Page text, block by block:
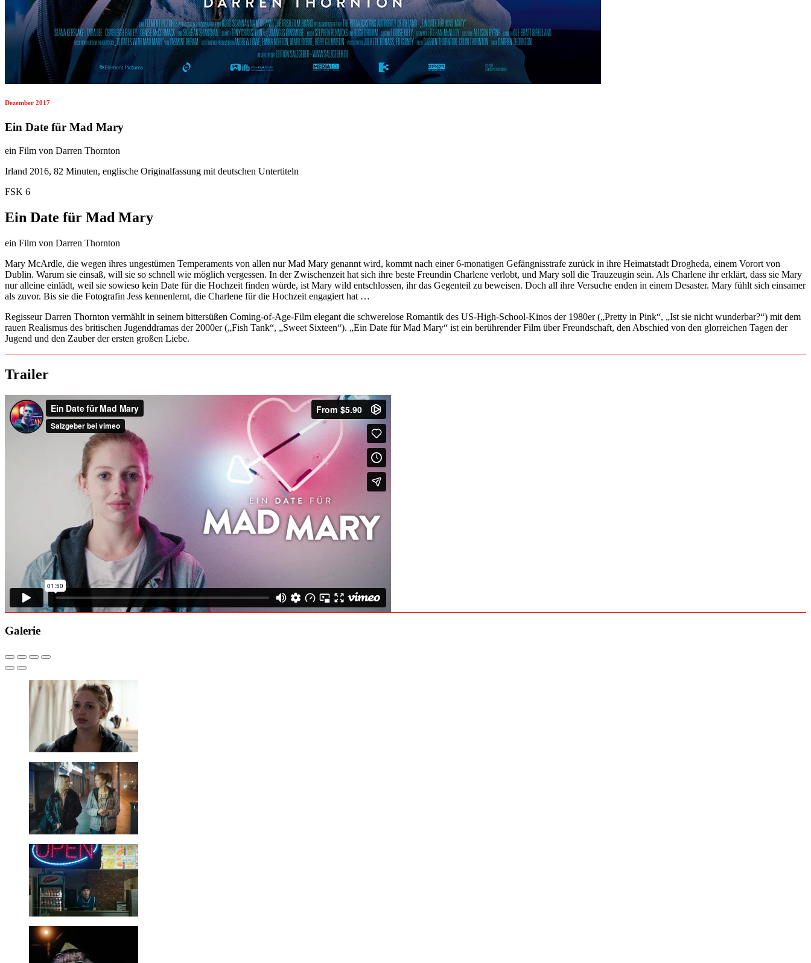
Dezember 2017
Ein Date für Mad Mary
ein Film von Darren Thornton
Irland 2016, 82 Minuten, englische Originalfassung mit deutschen Untertiteln
FSK 6
Ein Date für Mad Mary
ein Film von Darren Thornton
Mary McArdle, die wegen ihres ungestümen Temperaments von allen nur Mad Mary genannt wird, kommt nach einer 6-monatigen Gefängnisstrafe zurück in ihre Heimatstadt Drogheda, einem Vorort von
Dublin. Warum sie einsaß, will sie so schnell wie möglich vergessen. In der Zwischenzeit hat sich ihre beste Freundin Charlene verlobt, und Mary soll die Trauzeugin sein. Als Charlene ihr erklärt, dass sie Mary
nur alleine einlädt, weil sie sowieso kein Date für die Hochzeit finden würde, ist Mary wild entschlossen, ihr das Gegenteil zu beweisen. Doch all ihre Versuche enden in einem Desaster. Mary fühlt sich einsamer
als zuvor. Bis sie die Fotografin Jess kennenlernt, die Charlene für die Hochzeit engagiert hat …
Regisseur Darren Thornton vermählt in seinem bittersüßen Coming-of-Age-Film elegant die schwerelose Romantik des US-High-School-Kinos der 1980er („Pretty in Pink“, „Ist sie nicht wunderbar?“) mit dem
rauen Realismus des britischen Jugenddramas der 2000er („Fish Tank“, „Sweet Sixteen“). „Ein Date für Mad Mary“ ist ein berührender Film über Freundschaft, den Abschied von den glorreichen Tagen der
Jugend und den Zauber der ersten großen Liebe.
Trailer
Galerie